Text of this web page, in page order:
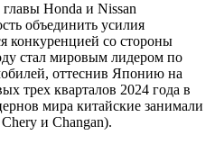
Honda и Nissan
объединить усилия
конкуренцией со стороны
стал мировым лидером по
оттеснив Японию на
трех кварталов 2024 года в
мира китайские занимали
и Changan).